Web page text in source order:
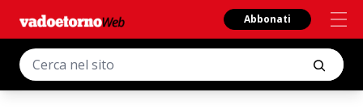
Abbonati